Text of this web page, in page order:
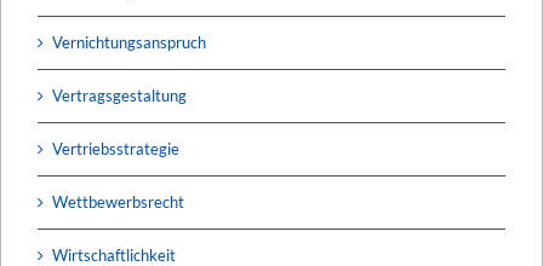
Vernichtungsanspruch
Vertragsgestaltung
Vertriebsstrategie
Wettbewerbsrecht
Wirtschaftlichkeit